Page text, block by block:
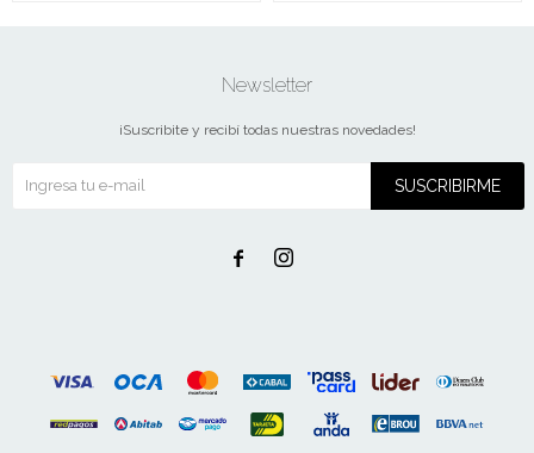
Newsletter
¡Suscribite y recibí todas nuestras novedades!
SUSCRIBIRME
 